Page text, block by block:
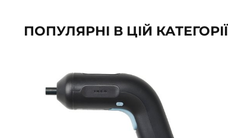
ПОПУЛЯРНІ В ЦІЙ КАТЕГОРІЇ